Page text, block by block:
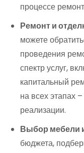
процессе
Ремонт и
можете
проведения
спектр услуг,
капитальный
на всех этапах
реализации.
Выбор мебели
бюджета,